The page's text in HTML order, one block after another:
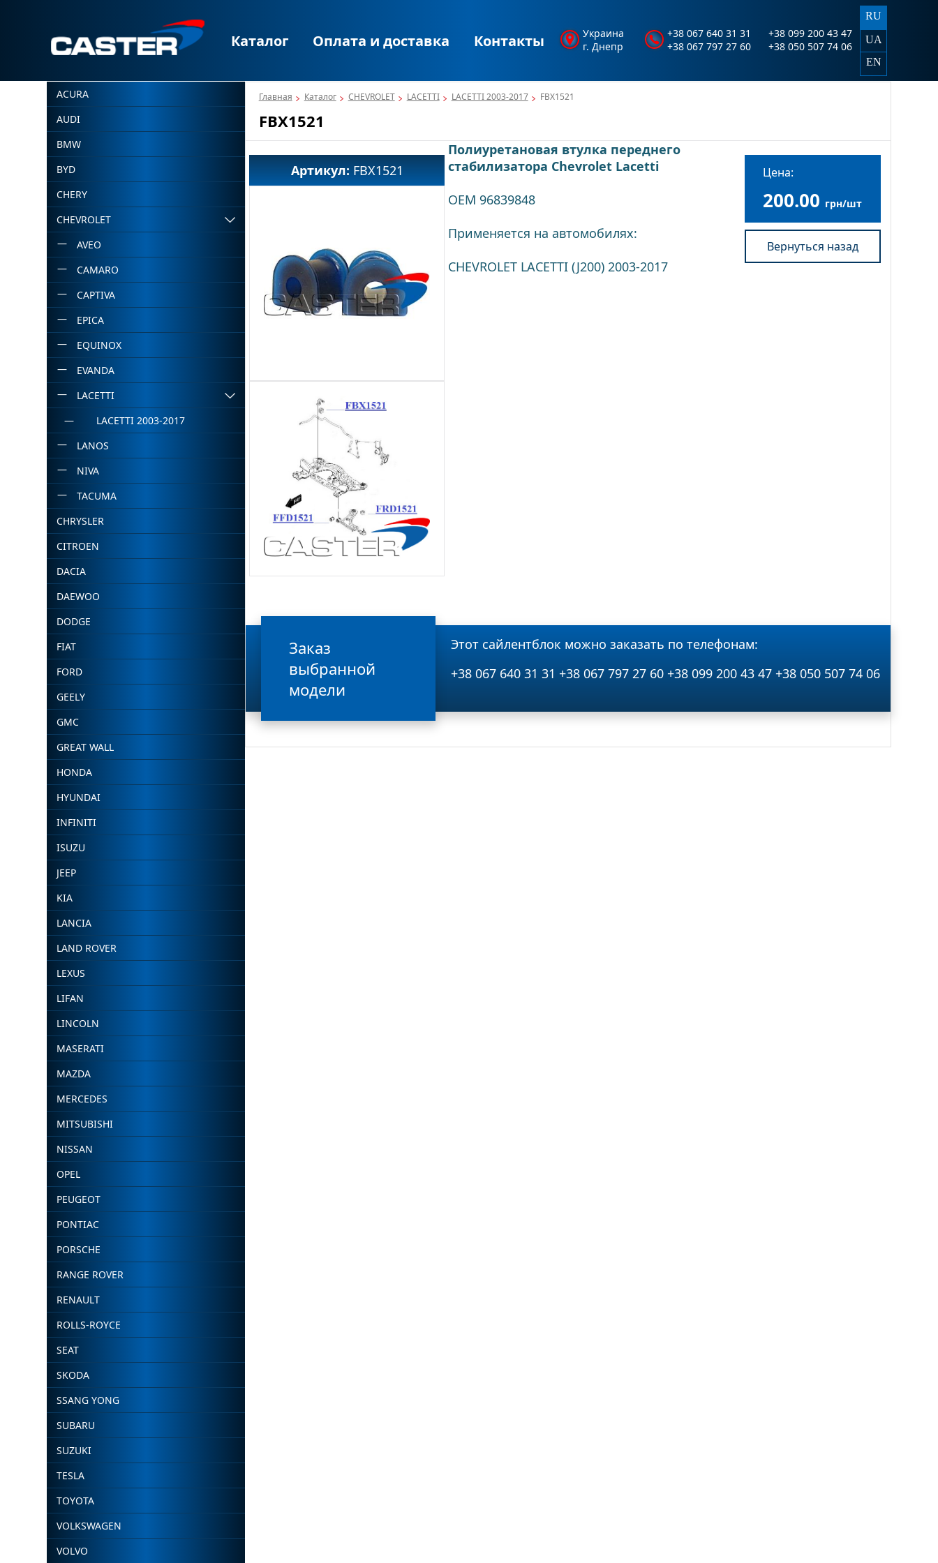
Каталог Оплата и доставка Контакты
Украина
г. Днепр
+38 067 640 31 31
+38 067 797 27 60
+38 099 200 43 47
+38 050 507 74 06
RU
UA
EN
ACURA
AUDI
BMW
BYD
CHERY
CHEVROLET
AVEO
CAMARO
CAPTIVA
EPICA
EQUINOX
EVANDA
LACETTI
LACETTI 2003-2017
LANOS
NIVA
TACUMA
CHRYSLER
CITROEN
DACIA
DAEWOO
DODGE
FIAT
FORD
GEELY
GMC
GREAT WALL
HONDA
HYUNDAI
INFINITI
ISUZU
JEEP
KIA
LANCIA
LAND ROVER
LEXUS
LIFAN
LINCOLN
MASERATI
MAZDA
MERCEDES
MITSUBISHI
NISSAN
OPEL
PEUGEOT
PONTIAC
PORSCHE
RANGE ROVER
RENAULT
ROLLS-ROYCE
SEAT
SKODA
SSANG YONG
SUBARU
SUZUKI
TESLA
TOYOTA
VOLKSWAGEN
VOLVO
Главная Каталог CHEVROLET LACETTI LACETTI 2003-2017 FBX1521
FBX1521
Артикул:FBX1521
Полиуретановая втулка переднего
стабилизатора Chevrolet Lacetti
OEM 96839848
Применяется на автомобилях:
CHEVROLET LACETTI (J200) 2003-2017
Цена:
200.00 грн/шт
Вернуться назад
Заказ
выбранной
модели
Этот сайлентблок можно заказать по телефонам:
+38 067 640 31 31 +38 067 797 27 60 +38 099 200 43 47 +38 050 507 74 06